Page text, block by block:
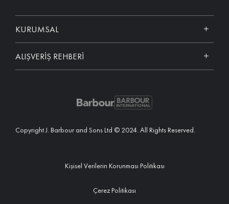
KURUMSAL
ALIŞVERİŞ REHBERİ
Copyright J. Barbour and Sons Ltd © 2024. All Rights Reserved.
Kişisel Verilerin Korunması Politikası
Çerez Politikası